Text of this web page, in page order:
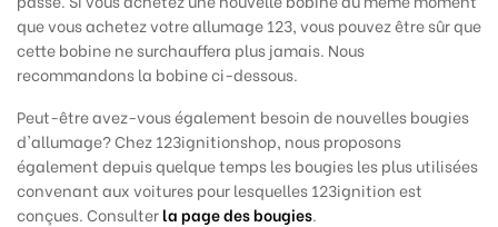
que vous achetez votre allumage 123, vous pouvez être sûr que
cette bobine ne surchauffera plus jamais. Nous
recommandonsla bobine ci-dessous.
Peut-être avez-vous également besoin de nouvelles bougies
d'allumage? Chez 123ignitionshop, nous proposons
également depuis quelque temps les bougies les plus utilisées
convenant aux voitures pour lesquelles 123ignition est
conçues. Consulterla page des bougies.